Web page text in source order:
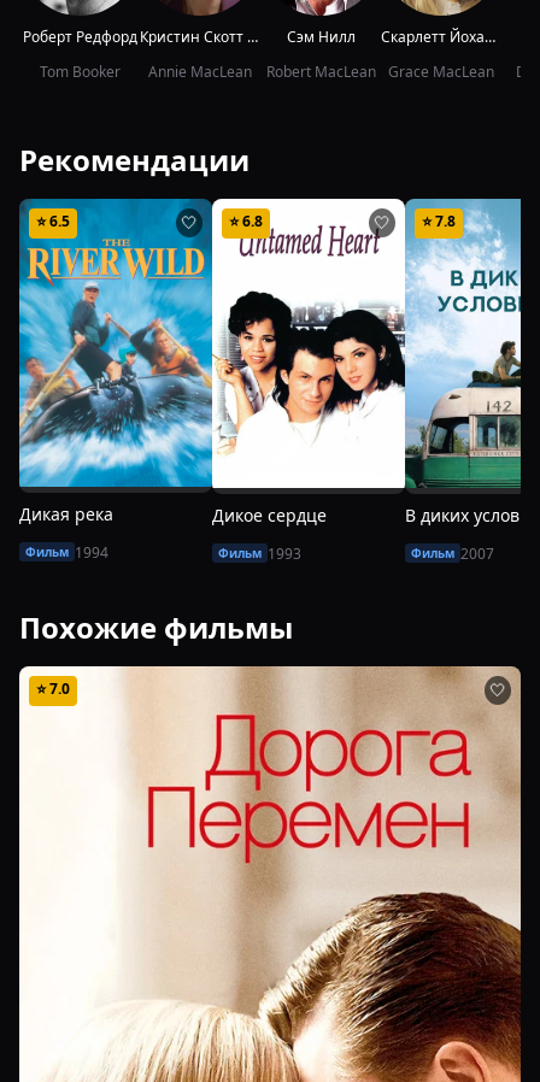
Роберт Редфорд
Tom Booker
Кристин Скотт Томас
Annie MacLean
Сэм Нилл
Robert MacLean
Скарлетт Йоханссон
Grace MacLean
Рекомендации
⭐6.5 🤍
Дикая река
Фильм 1994
⭐6.8 🤍
Дикое сердце
Фильм 1993
⭐7.8
В диких
Фильм 2007
Похожие фильмы
⭐7.0 🤍